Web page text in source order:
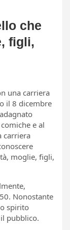
che
figli,
una carriera
il 8 dicembre
e al
carriera
moglie, figli,
Nonostante
spirito
pubblico.